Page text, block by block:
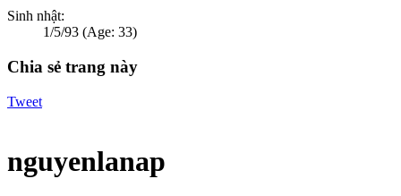
Sinh nhật:
1/5/93 (Age: 33)
Chia sẻ trang này
Tweet
nguyenlanap